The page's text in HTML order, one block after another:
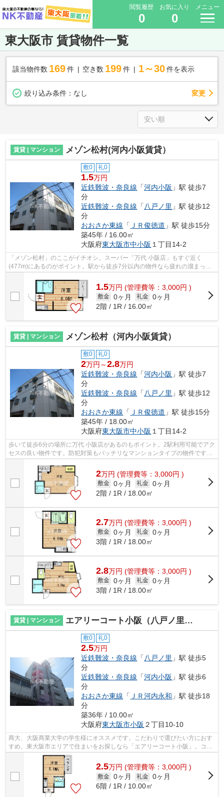
閲覧履歴
0
お気に入り
0
メニュー
東大阪市 賃貸物件一覧
該当物件数 169件 空き数 199 件 1～30 件を表示
絞り込み条件： なし 変更
賃貸 | マンション メゾン松村(河内小阪賃貸）
敷0 礼0
1.5万円
近鉄難波・奈良線 「河内小阪 」駅 徒歩7
分
近鉄難波・奈良線 「八戸ノ里 」駅 徒歩12
分
おおさか東線 「 ＪＲ俊徳道 」駅 徒歩15分
築45年 / 16.00㎡
大阪府東大阪市中小阪 １丁目14-2
「メゾン松村」のここがイチオシ。スーパー「万代 小阪店」もすぐ近く
(477m)にあるのがポイント。駅から徒歩7分以内の物件なら疲れの溜まった
1.5万円 (管理費等：3,000円 )
敷金 0ヶ月 礼金 0ヶ月
2階 / 1R / 16.00㎡
賃貸 | マンション メゾン松村（河内小阪賃貸）
敷0 礼0
2万円～2.8万円
近鉄難波・奈良線 「河内小阪 」駅 徒歩7
分
近鉄難波・奈良線 「 八戸ノ里 」駅 徒歩12
分
おおさか東線 「 ＪＲ俊徳道 」駅 徒歩15分
築45年 / 18.00㎡
大阪府東大阪市中小阪 １丁目14-2
歩いて徒歩6分の場所に万代 小阪店があるのもポイント。2駅利用可能でアク
セスの良い物件です。防犯対策もバッチリなマンションタイプの物件です。
2万円 (管理費等：3,000円 )
敷金 0ヶ月 礼金 0ヶ月
2階 / 1R / 18.00㎡
2.7万円 (管理費等：3,000円 )
敷金 0ヶ月 礼金 0ヶ月
3階 / 1R / 18.00㎡
2.8万円 (管理費等：3,000円 )
敷金 0ヶ月 礼金 0ヶ月
3階 / 1R / 18.00㎡
賃貸 | マンション エアリーコート小阪（八戸ノ里賃貸）
敷0 礼0
2.5万円
近鉄難波・奈良線 「 八戸ノ里 」駅 徒歩5
分
近鉄難波・奈良線 「河内小阪 」駅 徒歩6
分
おおさか東線 「 ＪＲ河内永和 」駅 徒歩18
分
築36年 / 10.00㎡
大阪府東大阪市小阪 ２丁目10-10
商大、大阪商業大学の学生様にオススメです。こだわりで選びたい方におす
すめ。東大阪市エリアで住まいをお探しなら「エアリーコート小阪」。コン
ビニ「セブン-イレブン東大阪小阪２丁...
2.5万円 (管理費等：3,000円 )
敷金 0ヶ月 礼金 0ヶ月
6階 / 1R / 10.00㎡